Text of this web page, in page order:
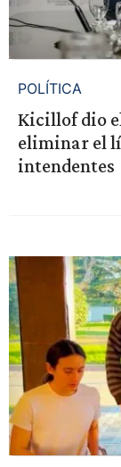
POLÍTICA
Kicillof dio
eliminar el
intendentes